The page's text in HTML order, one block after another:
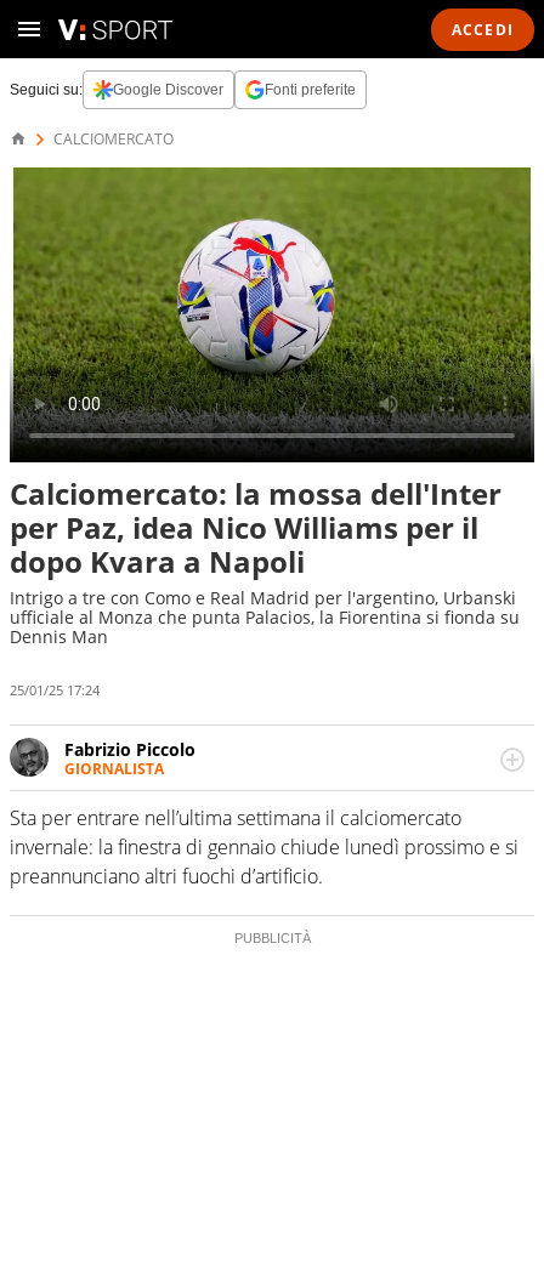
ACCEDI
Seguici su: Google Discover Fonti preferite
CALCIOMERCATO
Calciomercato: la mossa dell'Inter
per Paz, idea Nico Williams per il
dopo Kvara a Napoli
Intrigo a tre con Como e Real Madrid per l'argentino, Urbanski
ufficiale al Monza che punta Palacios, la Fiorentina si fionda su
Dennis Man
25/01/25 17:24
Fabrizio Piccolo
GIORNALISTA
Nella sua carriera ha seguito numerose manifestazioni
sportive e collaborato con agenzie e testate. Esperienza,
competenza, conoscenza e memoria storica. Si occupa
prevalentemente di calcio
Sta per entrare nell’ultima settimana il calciomercato
invernale: la finestra di gennaio chiude lunedì prossimo e si
preannunciano altri fuochi d’artificio.